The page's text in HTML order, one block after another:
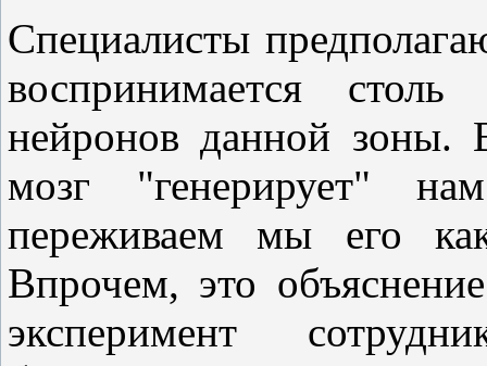
Специалисты
воспринимается
нейронов данной зоны.
мозг "генерирует"
переживаем мы его
Впрочем, это
эксперимент